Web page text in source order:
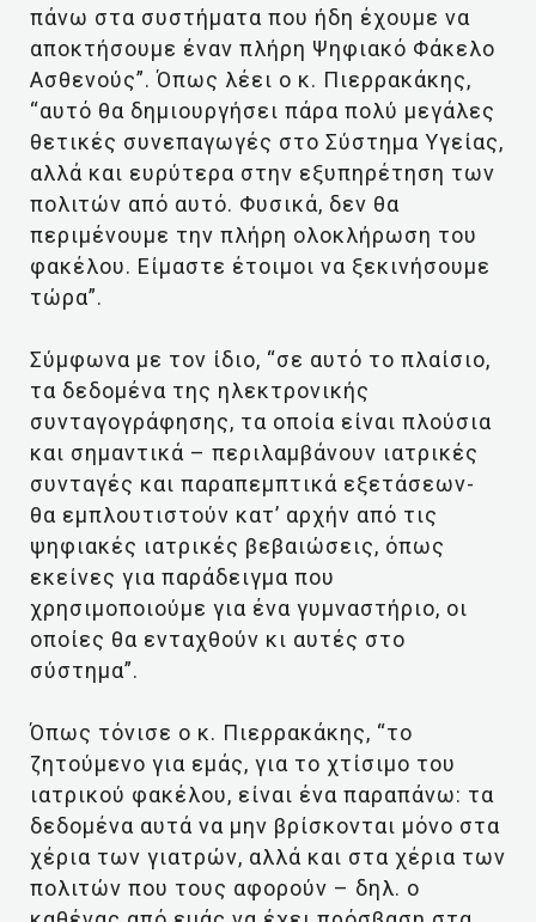
πάνω στα συστήματα που ήδη έχουμε να
αποκτήσουμε έναν πλήρη Ψηφιακό Φάκελο
Ασθενούς”. Όπως λέει ο κ. Πιερρακάκης,
“αυτό θα δημιουργήσει πάρα πολύ μεγάλες
θετικές συνεπαγωγές στο Σύστημα Υγείας,
αλλά και ευρύτερα στην εξυπηρέτηση των
πολιτών από αυτό. Φυσικά, δεν θα
περιμένουμε την πλήρη ολοκλήρωση του
φακέλου. Είμαστε έτοιμοι να ξεκινήσουμε
τώρα”.
Σύμφωνα με τον ίδιο, “σε αυτό το πλαίσιο,
τα δεδομένα της ηλεκτρονικής
συνταγογράφησης, τα οποία είναι πλούσια
και σημαντικά – περιλαμβάνουν ιατρικές
συνταγές και παραπεμπτικά εξετάσεων-
θα εμπλουτιστούν κατ’ αρχήν από τις
ψηφιακές ιατρικές βεβαιώσεις, όπως
εκείνες για παράδειγμα που
χρησιμοποιούμε για ένα γυμναστήριο, οι
οποίες θα ενταχθούν κι αυτές στο
σύστημα”.
Όπως τόνισε ο κ. Πιερρακάκης, “το
ζητούμενο για εμάς, για το χτίσιμο του
ιατρικού φακέλου, είναι ένα παραπάνω: τα
δεδομένα αυτά να μην βρίσκονται μόνο στα
χέρια των γιατρών, αλλά και στα χέρια των
πολιτών που τους αφορούν – δηλ. ο